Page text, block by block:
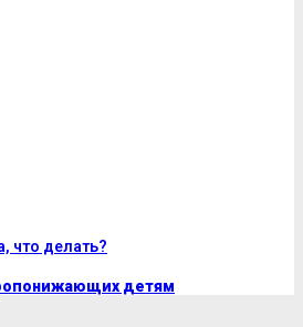
что делать?
детям